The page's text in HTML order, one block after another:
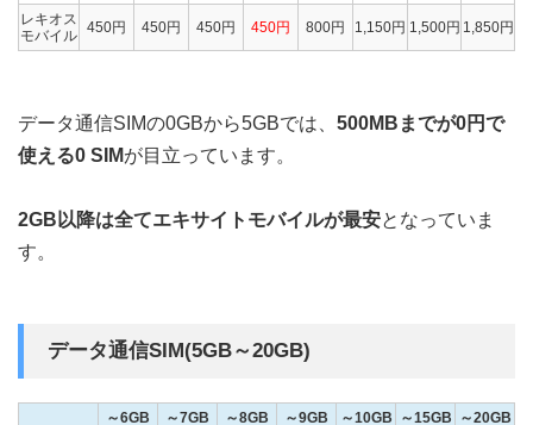
レキオス
モバイル 450円 450円 450円 450円 800円 1,150円 1,500円 1,850円
データ通信SIMの0GBから5GBでは、 500MBまでが0円で
使える0 SIMが目立っています。
2GB以降は全てエキサイトモバイルが最安となっていま
す。
データ通信SIM(5GB～20GB)
～6GB ～7GB ～8GB ～9GB ～10GB ～15GB ～20GB